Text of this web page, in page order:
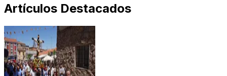
Artículos Destacados